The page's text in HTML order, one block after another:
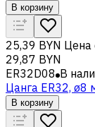
В корзину
25,39 BYN
29,87 BYN
ER32D08 В
Цанга ER32, ø8
В корзину